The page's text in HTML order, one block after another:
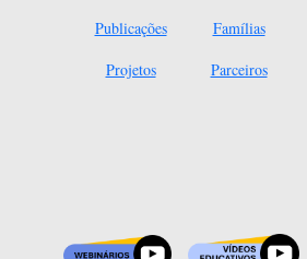
Publicações
Projetos
Famílias
Parceiros